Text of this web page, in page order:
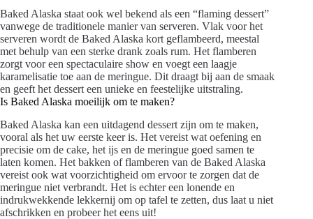
Baked Alaska staat ook wel bekend als een “flaming dessert”
vanwege de traditionele manier van serveren. Vlak voor het
serveren wordt de Baked Alaska kort geflambeerd, meestal
met behulp van een sterke drank zoals rum. Het flamberen
zorgt voor een spectaculaire show en voegt een laagje
karamelisatie toe aan de meringue. Dit draagt bij aan de smaak
en geeft het dessert een unieke en feestelijke uitstraling.
Is Baked Alaska moeilijk om te maken?
Baked Alaska kan een uitdagend dessert zijn om te maken,
vooral als het uw eerste keer is. Het vereist wat oefening en
precisie om de cake, het ijs en de meringue goed samen te
laten komen. Het bakken of flamberen van de Baked Alaska
vereist ook wat voorzichtigheid om ervoor te zorgen dat de
meringue niet verbrandt. Het is echter een lonende en
indrukwekkende lekkernij om op tafel te zetten, dus laat u niet
afschrikken en probeer het eens uit!